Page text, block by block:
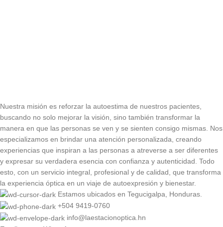
Nuestra misión es reforzar la autoestima de nuestros pacientes,
buscando no solo mejorar la visión, sino también transformar la
manera en que las personas se ven y se sienten consigo mismas. Nos
especializamos en brindar una atención personalizada, creando
experiencias que inspiran a las personas a atreverse a ser diferentes
y expresar su verdadera esencia con confianza y autenticidad. Todo
esto, con un servicio integral, profesional y de calidad, que transforma
la experiencia óptica en un viaje de autoexpresión y bienestar.
Estamos ubicados en Tegucigalpa, Honduras.
+504 9419-0760
info@laestacionoptica.hn